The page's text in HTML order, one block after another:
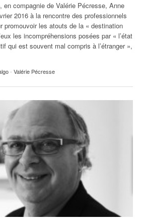
en compagnie de Valérie Pécresse, Anne
2016 à la rencontre des professionnels
promouvoir les atouts de la « destination
les incompréhensions posées par « l’état
qui est souvent mal compris à l’étranger »,
- Valérie Pécresse